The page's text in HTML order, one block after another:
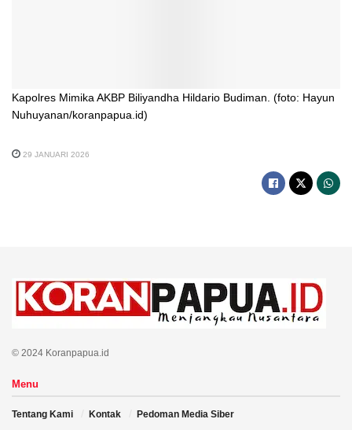
Kapolres Mimika AKBP Biliyandha Hildario Budiman. (foto: Hayun
Nuhuyanan/koranpapua.id)
29 JANUARI 2026
© 2024 Koranpapua.id
Menu
Tentang Kami Kontak Pedoman Media Siber